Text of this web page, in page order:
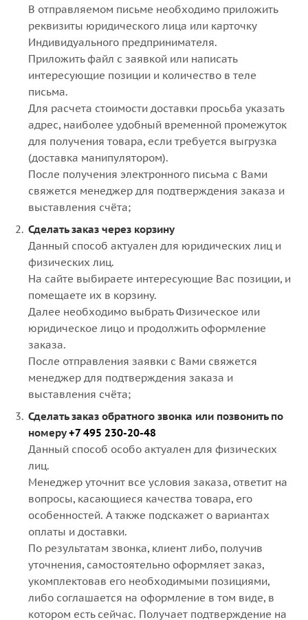
В отправляемом письме необходимо приложить
реквизиты юридического лица или карточку
Индивидуального предпринимателя.
Приложить файл с заявкой или написать
интересующие позиции и количество в теле
письма.
Для расчета стоимости доставки просьба указать
адрес, наиболее удобный временной промежуток
для получения товара, если требуется выгрузка
(доставка манипулятором).
После получения электронного письма с Вами
свяжется менеджер для подтверждения заказа и
выставления счёта;
Сделать заказ через корзину
Данный способ актуален для юридических лиц и
физических лиц.
На сайте выбираете интересующие Вас позиции, и
помещаете их в корзину.
Далее необходимо выбрать Физическое или
юридическое лицо и продолжить оформление
заказа.
После отправления заявки с Вами свяжется
менеджер для подтверждения заказа и
выставления счёта;
Сделать заказ обратного звонка или позвонить по
номеру+7 495 230-20-48
Данный способ особо актуален для физических
лиц.
Менеджер уточнит все условия заказа, ответит на
вопросы, касающиеся качества товара, его
особенностей. А также подскажет о вариантах
оплаты и доставки.
По результатам звонка, клиент либо, получив
уточнения, самостоятельно оформляет заказ,
укомплектовав его необходимыми позициями,
либо соглашается на оформление в том виде, в
котором есть сейчас. Получает подтверждение на